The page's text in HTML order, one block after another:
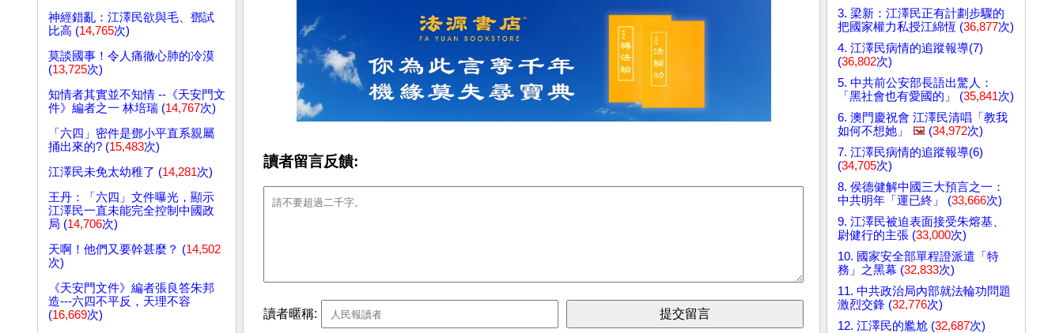
神經錯亂：江澤民欲與毛、鄧試
比高 (14,765次)
莫談國事！令人痛徹心肺的冷漠
(13,725次)
知情者其實並不知情 --《天安門文
件》編者之一 林培瑞 (14,767次)
「六四」密件是鄧小平直系親屬
捅出來的? (15,483次)
江澤民未免太幼稚了 (14,281次)
王丹：「六四」文件曝光，顯示
江澤民一直未能完全控制中國政
局 (14,706次)
天啊！他們又要幹甚麼？ (14,502
次)
《天安門文件》編者張良答朱邦
造---六四不平反，天理不容
(16,669次)
讀者留言反饋:
讀者暱稱:
3. 梁新：江澤民正有計劃步驟的
把國家權力私授江綿恆 (36,877次)
4. 江澤民病情的追蹤報導(7)
(36,802次)
5. 中共前公安部長語出驚人：
「黑社會也有愛國的」 (35,841次)
6. 澳門慶祝會 江澤民清唱「教我
如何不想她」
🖼️ (34,972次)
7. 江澤民病情的追蹤報導(6)
(34,705次)
8. 侯德健解中國三大預言之一：
中共明年「運已終」 (33,666次)
9. 江澤民被迫表面接受朱熔基、
尉健行的主張 (33,000次)
10. 國家安全部單程證派遣「特
務」之黑幕 (32,833次)
11. 中共政治局內部就法輪功問題
激烈交鋒 (32,776次)
12. 江澤民的尷尬 (32,687次)